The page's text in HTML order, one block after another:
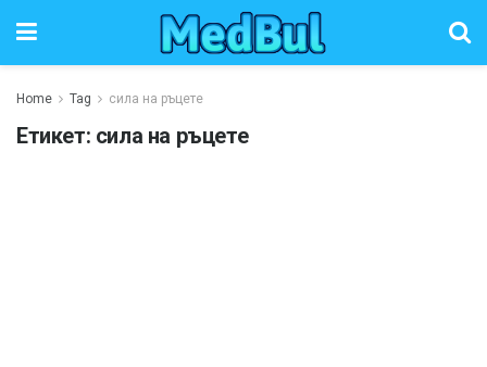
Home Tag сила на ръцете
Етикет: сила на ръцете